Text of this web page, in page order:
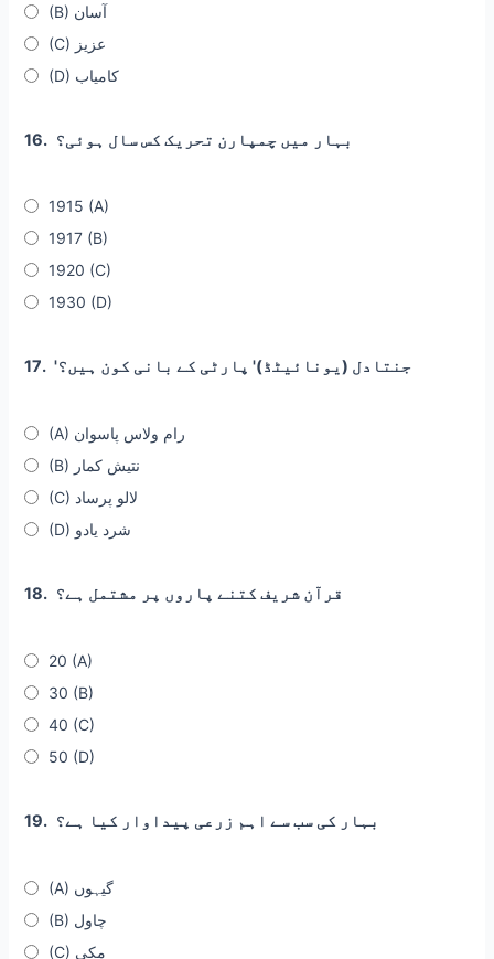
(B) آسان
(C) عزیز
(D) کامیاب
16. بہار میں چمپارن تحریک کس سال ہوئی؟
1915 (A)
1917 (B)
1920 (C)
1930 (D)
17. 'جنتادل (یونائیٹڈ)' پارٹی کے بانی کون ہیں؟
(A) رام ولاس پاسوان
(B) نتیش کمار
(C) لالو پرساد
(D) شرد یادو
18. قرآن شریف کتنے پاروں پر مشتمل ہے؟
20 (A)
30 (B)
40 (C)
50 (D)
19. بہار کی سب سے اہم زرعی پیداوار کیا ہے؟
(A) گیہوں
(B) چاول
(C) مکی